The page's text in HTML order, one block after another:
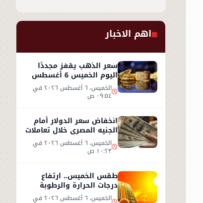
اهم الاخبار
سعر الذهب يقفز مجددًا
اليوم الخميس 6 أغسطس
2026.. وعيار 21 يسجل هذا
المستوى الخميس، ٦ أغسطس ٢٠٢٦ في
٠٩:٥٤ ص
انخفاض سعر الدولار أمام
الجنيه المصري خلال تعاملات
الخميس 6 أغسطس 2026 الخميس، ٦ أغسطس ٢٠٢٦ في
١٠:٢٣ ص
طقس الخميس.. ارتفاع
درجات الحرارة والرطوبة
يزيدان الإحساس بالحر الخميس، ٦ أغسطس ٢٠٢٦ في